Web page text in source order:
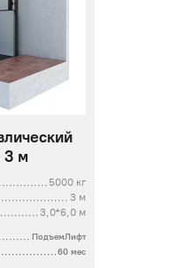
3 м
5000 кг
3 м
3,0*6,0 м
ПодъемЛифт
60 мес